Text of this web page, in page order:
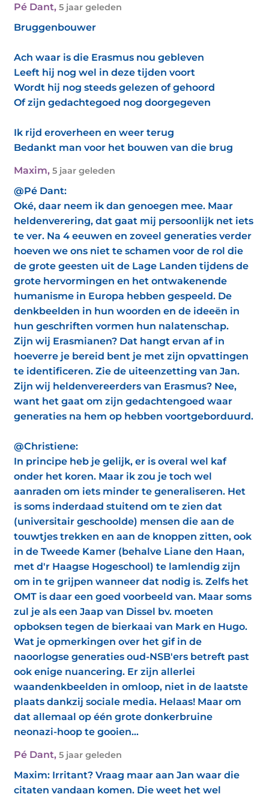
Pé Dant, 5 jaar geleden
Bruggenbouwer
Ach waar is die Erasmus nou gebleven
Leeft hij nog wel in deze tijden voort
Wordt hij nog steeds gelezen of gehoord
Of zijn gedachtegoed nog doorgegeven
Ik rijd eroverheen en weer terug
Bedankt man voor het bouwen van die brug
Maxim, 5 jaar geleden
@Pé Dant:
Oké, daar neem ik dan genoegen mee. Maar
heldenverering, dat gaat mij persoonlijk net iets
te ver. Na 4 eeuwen en zoveel generaties verder
hoeven we ons niet te schamen voor de rol die
de grote geesten uit de Lage Landen tijdens de
grote hervormingen en het ontwakenende
humanisme in Europa hebben gespeeld. De
denkbeelden in hun woorden en de ideeën in
hun geschriften vormen hun nalatenschap.
Zijn wij Erasmianen? Dat hangt ervan af in
hoeverre je bereid bent je met zijn opvattingen
te identificeren. Zie de uiteenzetting van Jan.
Zijn wij heldenvereerders van Erasmus? Nee,
want het gaat om zijn gedachtengoed waar
generaties na hem op hebben voortgeborduurd.
@Christiene:
In principe heb je gelijk, er is overal wel kaf
onder het koren. Maar ik zou je toch wel
aanraden om iets minder te generaliseren. Het
is soms inderdaad stuitend om te zien dat
(universitair geschoolde) mensen die aan de
touwtjes trekken en aan de knoppen zitten, ook
in de Tweede Kamer (behalve Liane den Haan,
met d'r Haagse Hogeschool) te lamlendig zijn
om in te grijpen wanneer dat nodig is. Zelfs het
OMT is daar een goed voorbeeld van. Maar soms
zul je als een Jaap van Dissel bv. moeten
opboksen tegen de bierkaai van Mark en Hugo.
Wat je opmerkingen over het gif in de
naoorlogse generaties oud-NSB'ers betreft past
ook enige nuancering. Er zijn allerlei
waandenkbeelden in omloop, niet in de laatste
plaats dankzij sociale media. Helaas! Maar om
dat allemaal op één grote donkerbruine
neonazi-hoop te gooien...
Pé Dant, 5 jaar geleden
Maxim: Irritant? Vraag maar aan Jan waar die
citaten vandaan komen. Die weet het wel